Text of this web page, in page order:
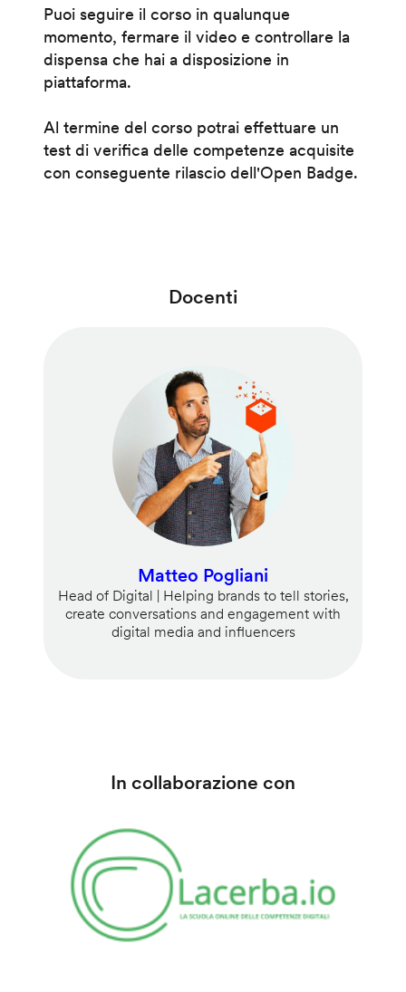
Puoi seguire il corso in qualunque
momento, fermare il video e controllare la
dispensa che hai a disposizione in
piattaforma.
Al termine del corso potrai effettuare un
test di verifica delle competenze acquisite
con conseguente rilascio dell'Open Badge.
Docenti
Matteo Pogliani
Head of Digital | Helping brands to tell stories,
create conversations and engagement with
digital media and influencers
In collaborazione con